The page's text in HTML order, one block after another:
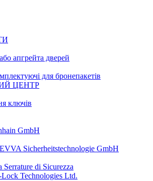
апгрейта дверей
для бронепакетів
ключів
GmbH
EVVA Sicherheitstechnologie GmbH
Serrature di Sicurezza
Technologies Ltd.